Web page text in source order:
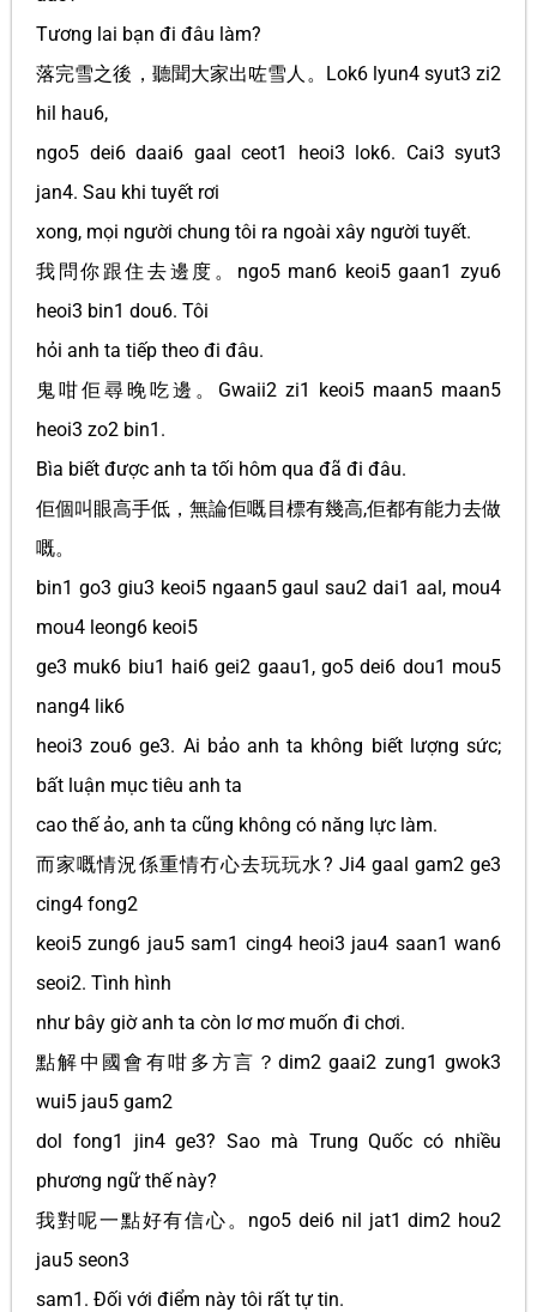
Tương lai bạn đi đâu làm?
落完雪之後，聽聞大家出咗雪人。Lok6 lyun4 syut3 zi2
hil hau6,
ngo5 dei6 daai6 gaal ceot1 heoi3 lok6. Cai3 syut3
jan4. Sau khi tuyết rơi
xong, mọi người chung tôi ra ngoài xây người tuyết.
我問你跟住去邊度。ngo5 man6 keoi5 gaan1 zyu6
heoi3 bin1 dou6. Tôi
hỏi anh ta tiếp theo đi đâu.
鬼咁佢尋晚吃邊。Gwaii2 zi1 keoi5 maan5 maan5
heoi3 zo2 bin1.
Bìa biết được anh ta tối hôm qua đã đi đâu.
佢個叫眼高手低，無論佢嘅目標有幾高,佢都有能力去做
嘅。
bin1 go3 giu3 keoi5 ngaan5 gaul sau2 dai1 aal, mou4
mou4 leong6 keoi5
ge3 muk6 biu1 hai6 gei2 gaau1, go5 dei6 dou1 mou5
nang4 lik6
heoi3 zou6 ge3. Ai bảo anh ta không biết lượng sức;
bất luận mục tiêu anh ta
cao thế ảo, anh ta cũng không có năng lực làm.
而家嘅情況係重情冇心去玩玩水? Ji4 gaal gam2 ge3
cing4 fong2
keoi5 zung6 jau5 sam1 cing4 heoi3 jau4 saan1 wan6
seoi2. Tình hình
như bây giờ anh ta còn lơ mơ muốn đi chơi.
點解中國會有咁多方言？dim2 gaai2 zung1 gwok3
wui5 jau5 gam2
dol fong1 jin4 ge3? Sao mà Trung Quốc có nhiều
phương ngữ thế này?
我對呢一點好有信心。ngo5 dei6 nil jat1 dim2 hou2
jau5 seon3
sam1. Đối với điểm này tôi rất tự tin.